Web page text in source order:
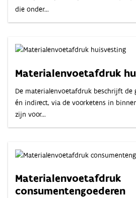
die onder...
Materialenvoetafdruk
De materialenvoetafdruk beschrijft
én indirect, via de voorketens in
zijn voor...
Materialenvoetafdruk
consumentengoederen